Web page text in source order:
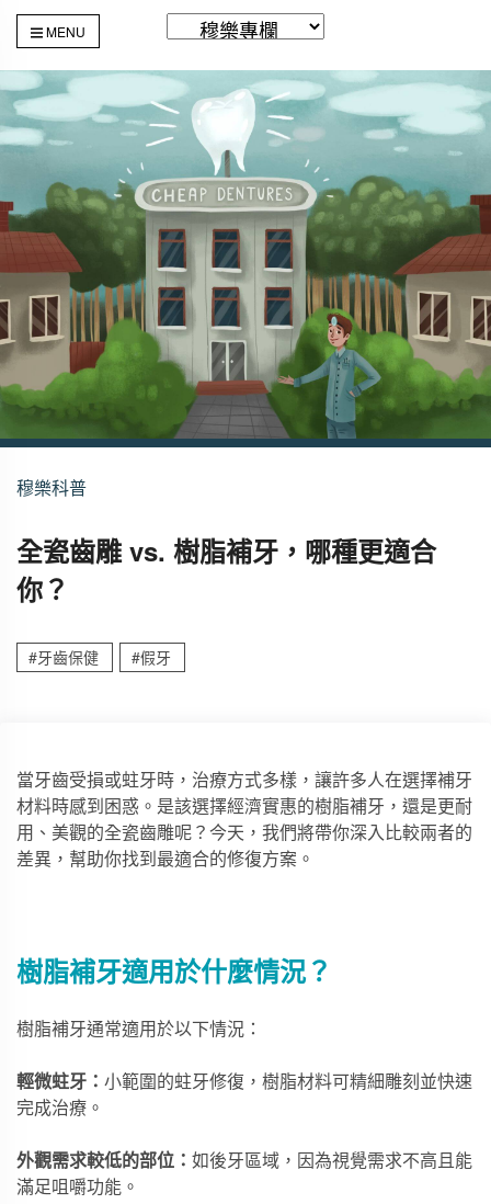
MENU
穆樂科普
全瓷齒雕 vs. 樹脂補牙，哪種更適合
你？
#牙齒保健 #假牙
當牙齒受損或蛀牙時，治療方式多樣，讓許多人在選擇補牙
材料時感到困惑。是該選擇經濟實惠的樹脂補牙，還是更耐
用、美觀的全瓷齒雕呢？今天，我們將帶你深入比較兩者的
差異，幫助你找到最適合的修復方案。
樹脂補牙適用於什麼情況？
樹脂補牙通常適用於以下情況：
輕微蛀牙： 小範圍的蛀牙修復，樹脂材料可精細雕刻並快速
完成治療。
外觀需求較低的部位： 如後牙區域，因為視覺需求不高且能
滿足咀嚼功能。